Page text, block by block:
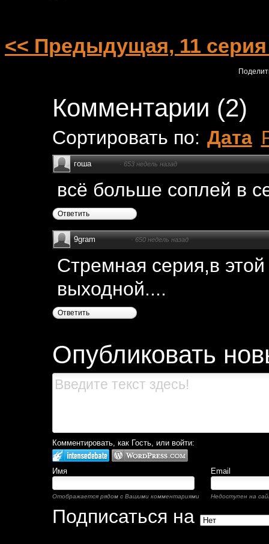
<< Предыдущая, 11 серия
Комментарии (2)
Сортировать по: Дата
гоша · 653 недель назад
всё больше соплей в
Ответить
9gram · 650 недель назад
Стремная серия,в
выходной....
Ответить
Опубликовать
Комментировать, как Гость, или войти:
Имя Email
Отображается рядом с Вашими комментариями Недоступен на
Подписаться на